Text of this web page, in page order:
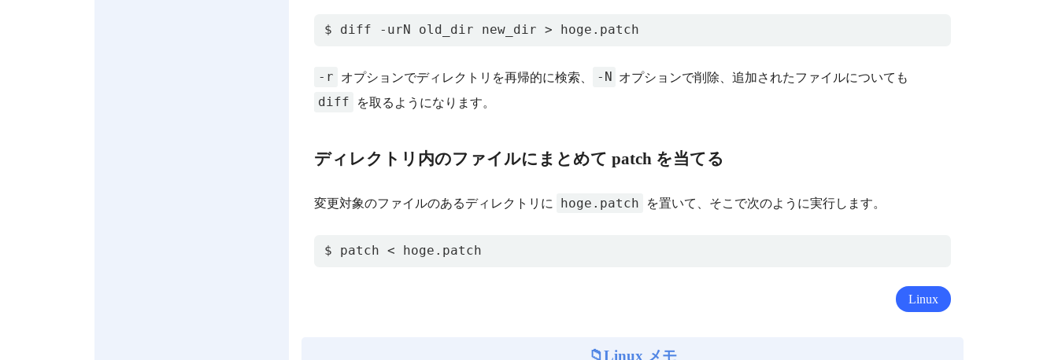
$ diff -urN old_dir new_dir > hoge.patch
-r オプションでディレクトリを再帰的に検索、 -N オプションで削除、追加されたファイルについても
diff を取るようになります。
ディレクトリ内のファイルにまとめて patch を当てる
変更対象のファイルのあるディレクトリに hoge.patch を置いて、そこで次のように実行します。
$ patch < hoge.patch
Linux
Linux メモ